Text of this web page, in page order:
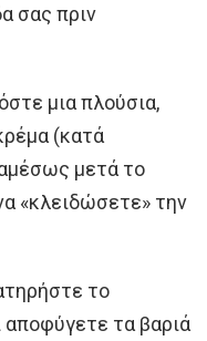
σας πριν
μια πλούσια,
(κατά
μετά το
«κλειδώσετε» την
το
τα βαριά